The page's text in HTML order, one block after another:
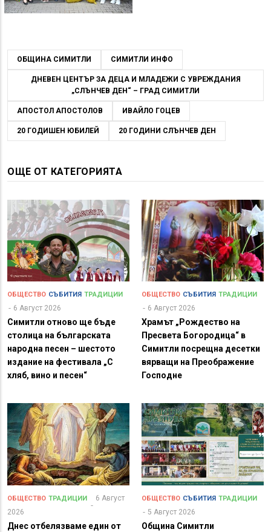
ОБЩИНА СИМИТЛИ СИМИТЛИ ИНФО
ДНЕВЕН ЦЕНТЪР ЗА ДЕЦА И МЛАДЕЖИ С УВРЕЖДАНИЯ
„СЛЪНЧЕВ ДЕН“ – ГРАД СИМИТЛИ
АПОСТОЛ АПОСТОЛОВ ИВАЙЛО ГОЦЕВ
20 ГОДИШЕН ЮБИЛЕЙ 20 ГОДИНИ СЛЪНЧЕВ ДЕН
ОЩЕ ОТ КАТЕГОРИЯТА
ОБЩЕСТВО СЪБИТИЯ ТРАДИЦИИ
6 Август 2026
Симитли отново ще бъде
столица на българската
народна песен – шестото
издание на фестивала „С
хляб, вино и песен“
ОБЩЕСТВО СЪБИТИЯ ТРАДИЦИИ
6 Август 2026
Храмът „Рождество на
Пресвета Богородица“ в
Симитли посрещна десетки
вярващи на Преображение
Господне
ОБЩЕСТВО ТРАДИЦИИ
6 Август
2026
Днес отбелязваме един от
ОБЩЕСТВО СЪБИТИЯ ТРАДИЦИИ
5 Август 2026
Община Симитли